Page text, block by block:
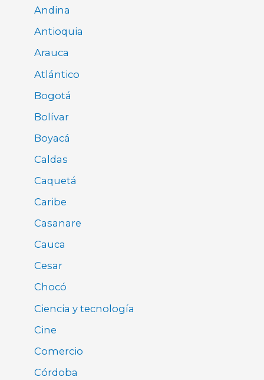
Andina
Antioquia
Arauca
Atlántico
Bogotá
Bolívar
Boyacá
Caldas
Caquetá
Caribe
Casanare
Cauca
Cesar
Chocó
Ciencia y tecnología
Cine
Comercio
Córdoba